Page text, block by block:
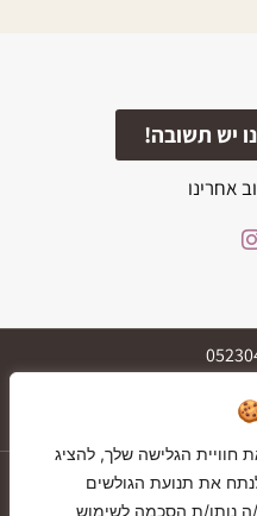
חוויית הגלישה שלך, להציג
את תנועת הגולשים
נותן/ת הסכמה לשימוש
יש תשובה!
אחרינו
יצירת קשר
GIFT CARDS